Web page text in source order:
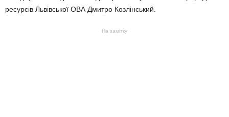
ресурсів Львівської ОВА Дмитро Козлінський.
На замітку